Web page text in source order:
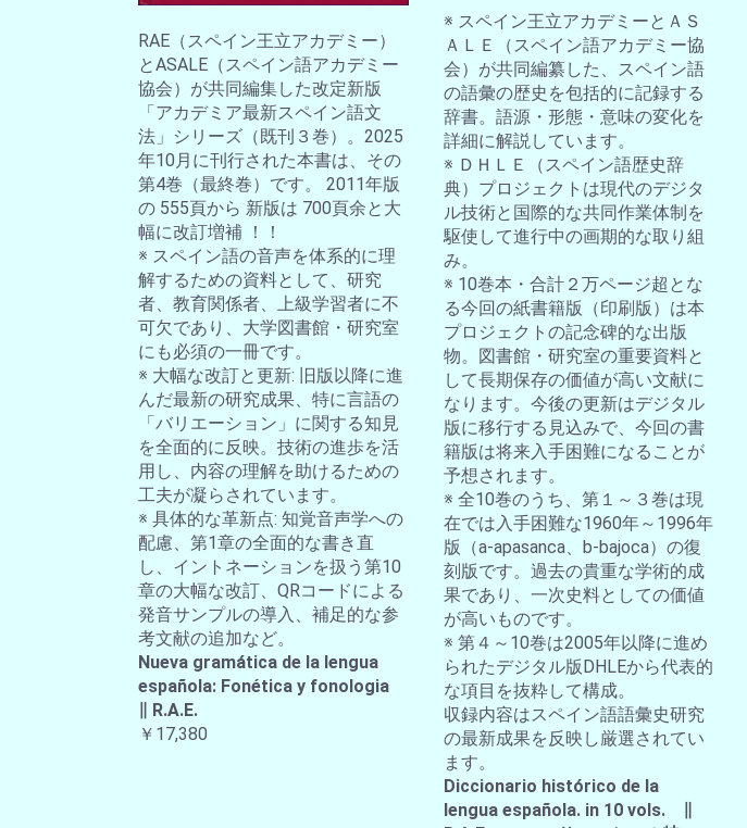
RAE（スペイン王立アカデミー）
とASALE（スペイン語アカデミー
協会）が共同編集した改定新版
「アカデミア最新スペイン語文
法」シリーズ（既刊３巻）。2025
年10月に刊行された本書は、その
第4巻（最終巻）です。 2011年版
の 555頁から 新版は 700頁余と大
幅に改訂増補 ！！
※ スペイン語の音声を体系的に理
解するための資料として、研究
者、教育関係者、上級学習者に不
可欠であり、大学図書館・研究室
にも必須の一冊です。
※ 大幅な改訂と更新: 旧版以降に進
んだ最新の研究成果、特に言語の
「バリエーション」に関する知見
を全面的に反映。技術の進歩を活
用し、内容の理解を助けるための
工夫が凝らされています。
※ 具体的な革新点: 知覚音声学への
配慮、第1章の全面的な書き直
し、イントネーションを扱う第10
章の大幅な改訂、QRコードによる
発音サンプルの導入、補足的な参
考文献の追加など。
Nueva gramática de la lengua
española: Fonética y fonologia
∥ R.A.E.
￥17,380
※ スペイン王立アカデミーとＡＳ
ＡＬＥ（スペイン語アカデミー協
会）が共同編纂した、スペイン語
の語彙の歴史を包括的に記録する
辞書。語源・形態・意味の変化を
詳細に解説しています。
※ ＤＨＬＥ（スペイン語歴史辞
典）プロジェクトは現代のデジタ
ル技術と国際的な共同作業体制を
駆使して進行中の画期的な取り組
み。
※ 10巻本・合計２万ページ超とな
る今回の紙書籍版（印刷版）は本
プロジェクトの記念碑的な出版
物。図書館・研究室の重要資料と
して長期保存の価値が高い文献に
なります。今後の更新はデジタル
版に移行する見込みで、今回の書
籍版は将来入手困難になることが
予想されます。
※ 全10巻のうち、第１～３巻は現
在では入手困難な1960年～1996年
版（a-apasanca、b-bajoca）の復
刻版です。過去の貴重な学術的成
果であり、一次史料としての価値
が高いものです。
※ 第４～10巻は2005年以降に進め
られたデジタル版DHLEから代表的
な項目を抜粋して構成。
収録内容はスペイン語語彙史研究
の最新成果を反映し厳選されてい
ます。
Diccionario histórico de la
lengua española. in 10 vols. ∥